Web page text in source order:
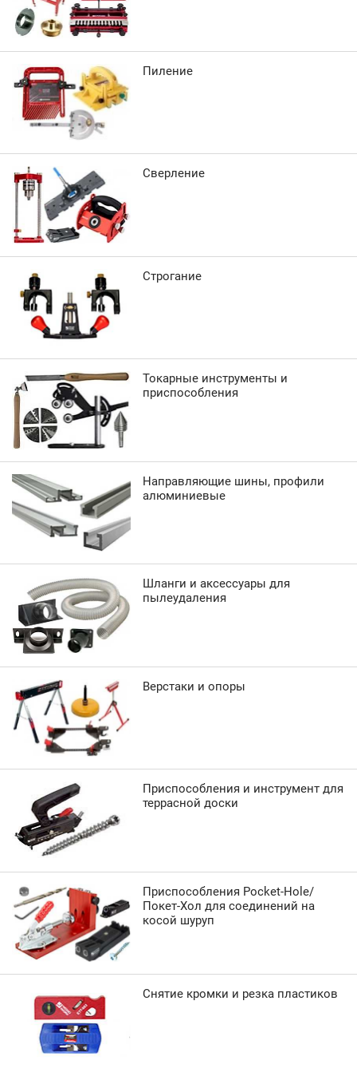
Пиление
Сверление
Строгание
Токарные инструменты и
приспособления
Направляющие шины, профили
алюминиевые
Шланги и аксессуары для
пылеудаления
Верстаки и опоры
Приспособления и инструмент для
террасной доски
Приспособления Pocket-Hole/
Покет-Хол для соединений на
косой шуруп
Снятие кромки и резка пластиков